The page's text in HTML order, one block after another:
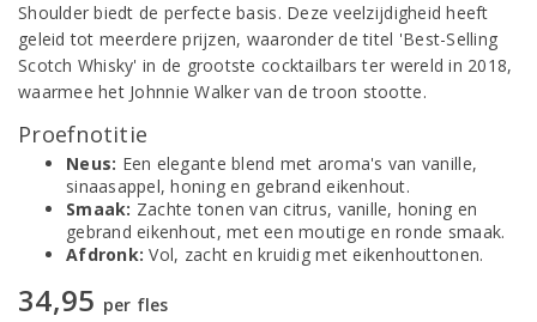
Shoulder biedt de perfecte basis. Deze veelzijdigheid heeft
geleid tot meerdere prijzen, waaronder de titel 'Best-Selling
Scotch Whisky' in de grootste cocktailbars ter wereld in 2018,
waarmee het Johnnie Walker van de troon stootte.
Proefnotitie
Neus: Een elegante blend met aroma's van vanille,
sinaasappel, honing en gebrand eikenhout.
Smaak: Zachte tonen van citrus, vanille, honing en
gebrand eikenhout, met een moutige en ronde smaak.
Afdronk: Vol, zacht en kruidig met eikenhouttonen.
34,95 per fles